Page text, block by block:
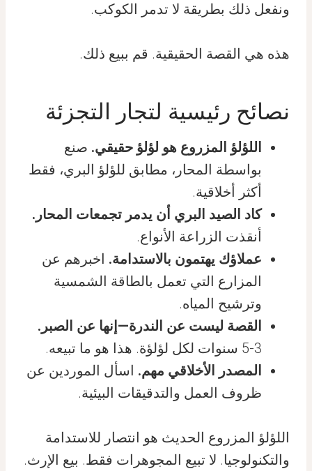
ونفعل ذلك بطريقة لا تدمر الكوكب.
هذه هي القصة الحقيقية. قم ببيع ذلك.
نصائح رئيسية لتجار التجزئة
اللؤلؤ المزروع هو لؤلؤ حقيقي. صنع
بواسطة المحار، مطابق للؤلؤ البري، فقط
أكثر أخلاقية.
كاد الصيد البري أن يدمر تجمعات المحار.
أنقذت الزراعة الأنواع.
عملاؤك يهتمون بالاستدامة. اخبرهم عن
المزارع التي تعمل بالطاقة الشمسية
وترشيح المياه.
القصة ليست عن الندرة—إنها عن الصبر.
3-5 سنوات لكل لؤلؤة. هذا هو ما تبيعه.
المصدر الأخلاقي مهم. اسأل الموردين عن
ظروف العمل والتدقيقات البيئية.
اللؤلؤ المزروع الحديث هو انتصار للاستدامة
والتكنولوجيا. لا تبيع المجوهرات فقط. بيع الإرث.